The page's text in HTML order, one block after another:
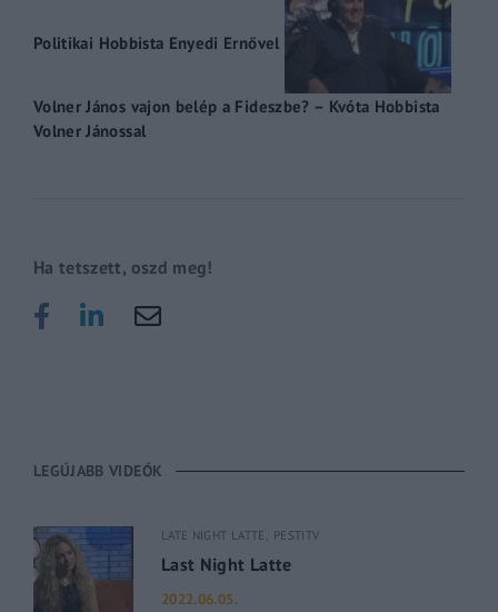
Politikai Hobbista Enyedi Ernővel
Volner János vajon belép a Fideszbe? – Kvóta Hobbista
Volner Jánossal
Ha tetszett, oszd meg!
LEGÚJABB VIDEÓK
LATE NIGHT LATTE PESTITV
Last Night Latte
2022.06.05.